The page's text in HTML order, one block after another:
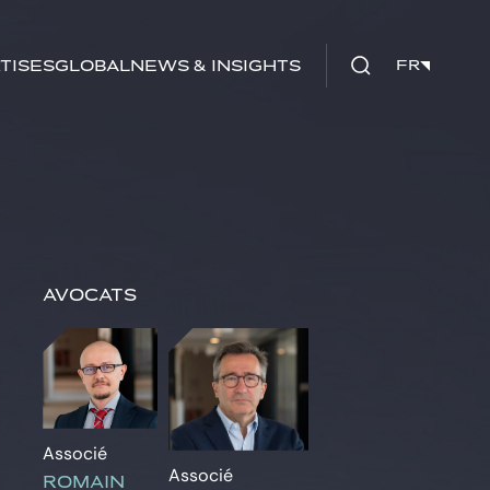
GlobalNews & insights FR
FR
Avocats
Associé
ROMAIN
Associé